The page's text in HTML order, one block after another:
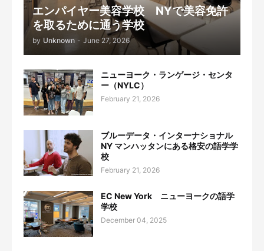
エンパイヤー美容学校 NYで美容免許
を取るために通う学校
by Unknown - June 27, 2026
ニューヨーク・ランゲージ・センタ
ー（NYLC）
February 21, 2026
ブルーデータ・インターナショナル
NY マンハッタンにある格安の語学学
校
February 21, 2026
EC New York ニューヨークの語学
学校
December 04, 2025